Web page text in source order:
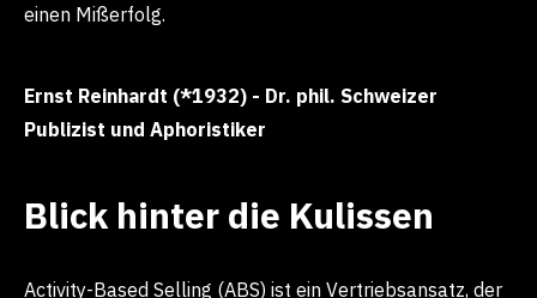
einen Mißerfolg.
Ernst Reinhardt (*1932) - Dr. phil. Schweizer
Publizist und Aphoristiker
Blick hinter die Kulissen
Activity-Based Selling (ABS) ist ein Vertriebsansatz, der